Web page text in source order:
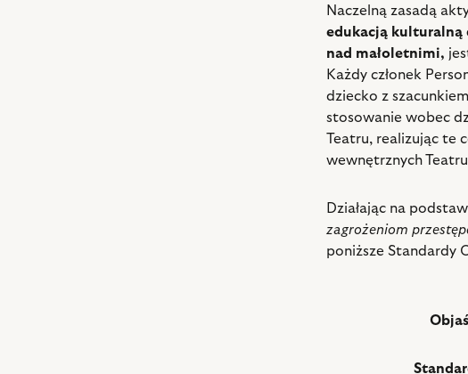
Naczelną zasadą
edukacją kulturalną
nad małoletnimi,
Każdy członek
dziecko z
stosowanie wobec
Teatru, realizując te
wewnętrznych
Działając na
zagrożeniom
poniższe Standardy